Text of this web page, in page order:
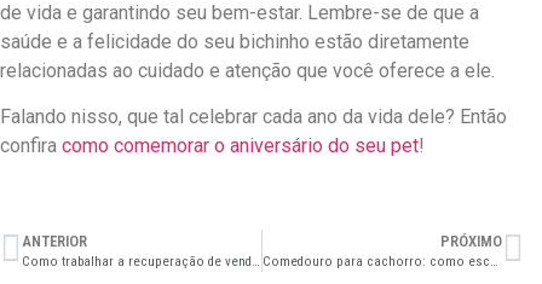
de vida e garantindo seu bem-estar. Lembre-se de que a
saúde e a felicidade do seu bichinho estão diretamente
relacionadas ao cuidado e atenção que você oferece a ele.
Falando nisso, que tal celebrar cada ano da vida dele? Então
confira como comemorar o aniversário do seu pet!
ANTERIOR
Como trabalhar a recuperação de vendas em sua distribuidora pet?
PRÓXIMO
Comedouro para cachorro: como escolher o modelo ideal?